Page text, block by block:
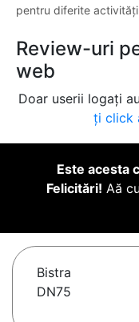
pentru diferite
Review-uri
web
Doar userii logați
ți click
Este acesta
Felicitări! Aă
Bistra
DN75